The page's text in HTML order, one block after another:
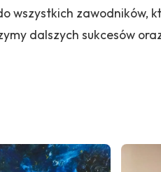
wszystkich zawodników,
dalszych sukcesów